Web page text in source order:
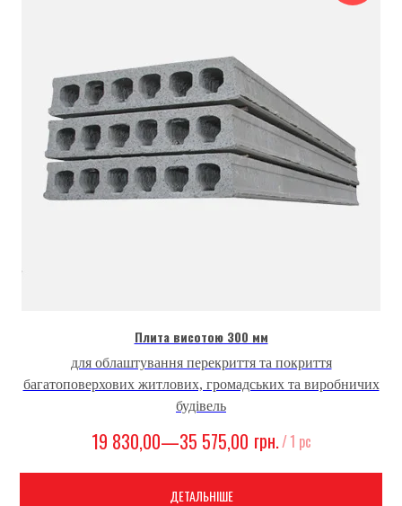
Плита висотою 300 мм
для облаштування перекриття та покриття
багатоповерхових житлових, громадських та виробничих
будівель
19 830,00—35 575,00 грн./1 pc
ДЕТАЛЬНІШЕ